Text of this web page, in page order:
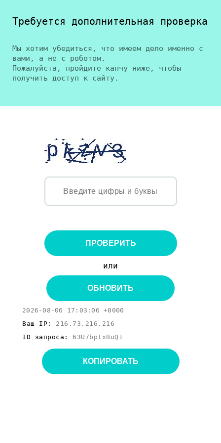
Требуется дополнительная проверка
Мы хотим убедиться, что имеем дело именно с
вами, а не с роботом.
Пожалуйста, пройдите капчу ниже, чтобы
получить доступ к сайту.
ПРОВЕРИТЬ
или
ОБНОВИТЬ
2026-08-06 17:03:06 +0000
Ваш IP: 216.73.216.216
ID запроса: 63U7bpIxBuQ1
КОПИРОВАТЬ